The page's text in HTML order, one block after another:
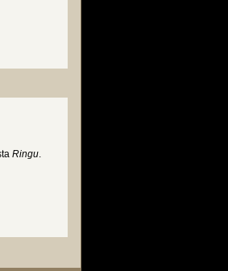
Ringu.